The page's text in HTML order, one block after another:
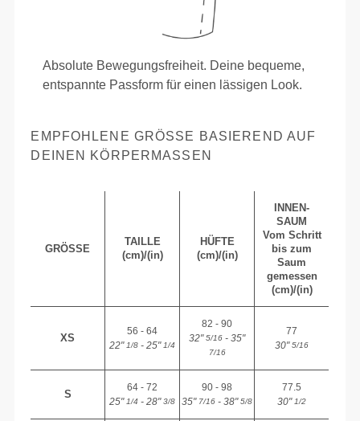
Absolute Bewegungsfreiheit. Deine bequeme,
entspannte Passform für einen lässigen Look.
EMPFOHLENE GRÖSSE BASIEREND AUF D
EINEN KÖRPERMASSEN
GRÖSSE
TAILLE
(cm)/(in)
HÜFTE
(cm)/(in)
INNEN-
SAUM
Vom Schritt
bis zum
Saum
gemessen
(cm)/(in)
XS
56 - 64
22"1/8 - 25"1/4
82 - 90
32"5/16 - 35"
7/16
77
30"5/16
S
64 - 72
25"1/4 - 28"3/8
90 - 98
35"7/16 - 38"5/8
77.5
30"1/2